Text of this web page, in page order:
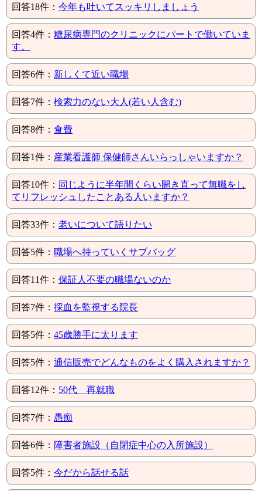
回答18件： 今年も吐いてスッキリしましょう
回答4件： 糖尿病専門のクリニックにパートで働いていま
す。
回答6件： 新しくて近い職場
回答7件： 検索力のない大人(若い人含む)
回答8件： 食費
回答1件： 産業看護師 保健師さんいらっしゃいますか？
回答10件： 同じように半年間くらい開き直って無職をし
てリフレッシュしたことある人いますか？
回答33件： 老いについて語りたい
回答5件： 職場へ持っていくサブバッグ
回答11件： 保証人不要の職場ないのか
回答7件： 採血を監視する院長
回答5件： 45歳勝手に太ります
回答5件： 通信販売でどんなものをよく購入されますか？
回答12件： 50代 再就職
回答7件： 愚痴
回答6件： 障害者施設（自閉症中心の入所施設）
回答5件： 今だから話せる話